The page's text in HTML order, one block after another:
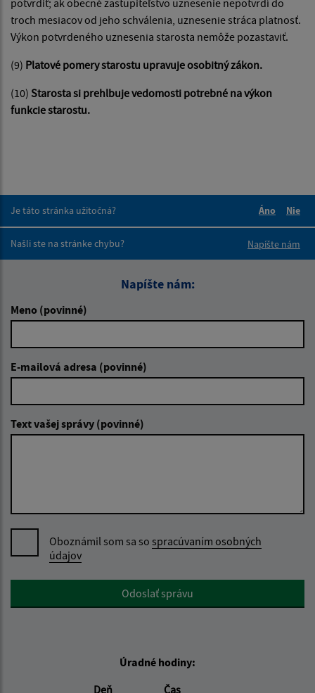
troch mesiacov od jeho schválenia, uznesenie stráca platnosť.
Výkon potvrdeného uznesenia starosta nemôže pozastaviť.
(9) Platové pomery starostu upravuje osobitný zákon.
(10) Starosta si prehlbuje vedomosti potrebné na výkon
funkcie starostu.
Je táto stránka užitočná?
Áno
Nie
Našli ste na stránke chybu?
Napíšte nám
Napíšte nám:
Meno (povinné)
E-mailová adresa (povinné)
Text vašej správy (povinné)
Oboznámil som sa so spracúvaním osobných
údajov
Google reCaptcha ResponseOdoslať správu
Úradné hodiny:
Deň
Čas